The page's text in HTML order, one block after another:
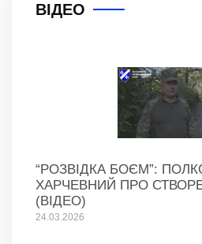
ВІДЕО
“РОЗВІДКА БОЄМ”:
ХАРЧЕВНИЙ ПРО
(ВІДЕО)
24.03.2026